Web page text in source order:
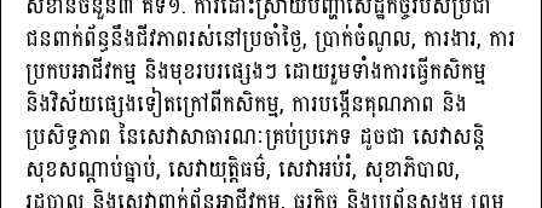
ជនពាក់ព័ន្ធនឹងជីវភាពរស់នៅប្រចាំថ្ងៃ, ប្រាក់ចំណូល, ការងារ, ការ
ប្រកបអាជីវកម្ម និងមុខរបរផ្សេងៗ ដោយរួមទាំងការធ្វើកសិកម្ម
និងវិស័យផ្សេងទៀតក្រៅពីកសិកម្ម, ការបង្កើនគុណភាព និង
ប្រសិទ្ធភាព នៃសេវាសាធារណៈគ្រប់ប្រភេទ ដូចជា សេវាសន្តិ
សុខសណ្តាប់ធ្នាប់, សេវាយុត្តិធម៌, សេវាអប់រំ, សុខាភិបាល,